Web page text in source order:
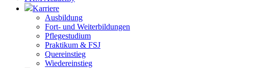
Karriere
Ausbildung
Fort- und Weiterbildungen
Pflegestudium
Praktikum & FSJ
Quereinstieg
Wiedereinstieg